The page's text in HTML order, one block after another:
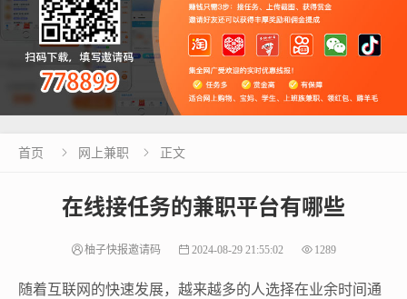
首页  网上兼职  正文
在线接任务的兼职平台有哪些
柚子快报邀请码 2024-08-29 21:55:02 1289
随着互联网的快速发展，越来越多的人选择在业余时间通